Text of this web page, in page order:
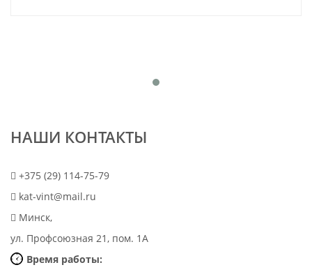
НАШИ КОНТАКТЫ
+375 (29) 114-75-79
kat-vint@mail.ru
Минск,
ул. Профсоюзная 21, пом. 1А
Время работы: